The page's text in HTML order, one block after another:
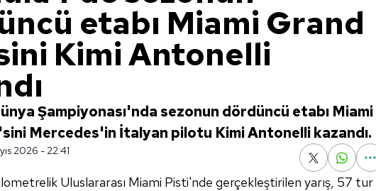
etabı Miami Grand
Kimi Antonelli
Şampiyonası'nda sezonun dördüncü etabı Miami
Mercedes'in İtalyan pilotu Kimi Antonelli kazandı.
2026 - 22:41
Uluslararası Miami Pisti'nde gerçekleştirilen yarış, 57 tur